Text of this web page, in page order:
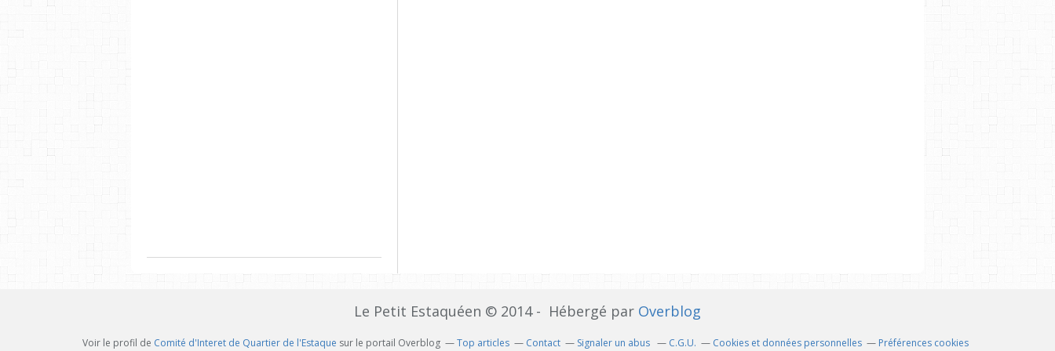
Le Petit Estaquéen © 2014 - Hébergé par Overblog
Voir le profil de Comité d'Interet de Quartier de l'Estaque sur le portail Overblog Top articles Contact Signaler un abus C.G.U. Cookies et données personnelles Préférences cookies